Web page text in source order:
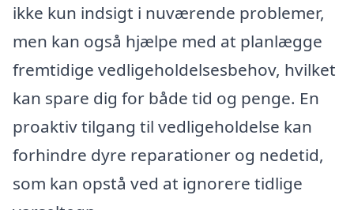
ikke kun indsigt i nuværende problemer,
men kan også hjælpe med at planlægge
fremtidige vedligeholdelsesbehov, hvilket
kan spare dig for både tid og penge. En
proaktiv tilgang til vedligeholdelse kan
forhindre dyre reparationer og nedetid,
som kan opstå ved at ignorere tidlige